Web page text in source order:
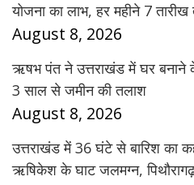
योजना का लाभ, हर महीने 7
August 8, 2026
ऋषभ पंत ने उत्तराखंड में घर बनाने
3 साल से जमीन की तलाश
August 8, 2026
उत्तराखंड में 36 घंटे से बारिश का
ऋषिकेश के घाट जलमग्न,